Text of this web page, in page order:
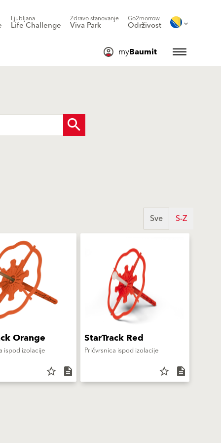
Ljubljana
Life Challenge
Zdravo stanovanje
Viva Park
Go2morrow
Održivost
myBaumit
Sve S-Z
Orange
ispod izolacije
star_border description
StarTrack Red
Pričvrsnica ispod izolacije
star_border description